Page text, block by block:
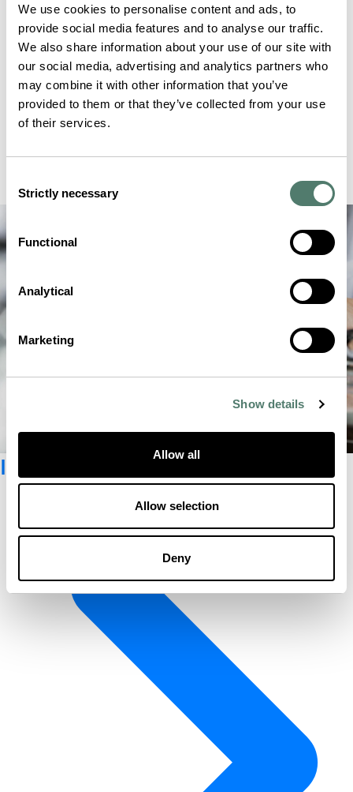
We use cookies to personalise content and ads, to
provide social media features and to analyse our traffic.
We also share information about your use of our site with
our social media, advertising and analytics partners who
may combine it with other information that you’ve
provided to them or that they’ve collected from your use
of their services.
Selection
Strictly necessary
Functional
Analytical
Marketing
Show details
Allow all
Allow selection
Deny
Inscrivez-vous à la Newsletter